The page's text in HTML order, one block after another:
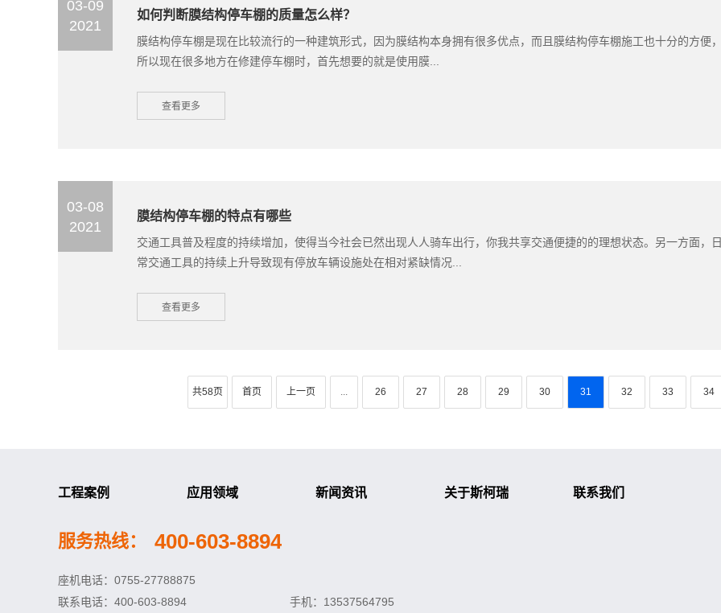
03-09
2021
如何判断膜结构停车棚‍的质量怎么样？
膜结构停车棚‍是现在比较流行的一种建筑形式，因为膜结构本身拥有很多优点，而且膜结构停车棚施工‍也十分的方便
所以现在很多地方在修建停车棚时，首先想要的就是使用膜...
查看更多
03-08
2021
膜结构停车棚的特点有哪些
交通工具普及程度的持续增加，使得当今社会已然出现人人骑车出行，你我共享交通便捷的的理想状态。另一方面，
常交通工具的持续上升导致现有停放车辆设施处在相对紧缺情况...
查看更多
共58页 首页 上一页 ... 26 27 28 29 30 31 32 33 34
工程案例
按使用环境分类
应用领域
商业设施膜结构
景观设施膜结构
新闻资讯
常见问题
关于斯柯瑞 联系我们
服务热线： 400-603-8894
座机电话：0755-27788875
联系电话：400-603-8894 手机：13537564795